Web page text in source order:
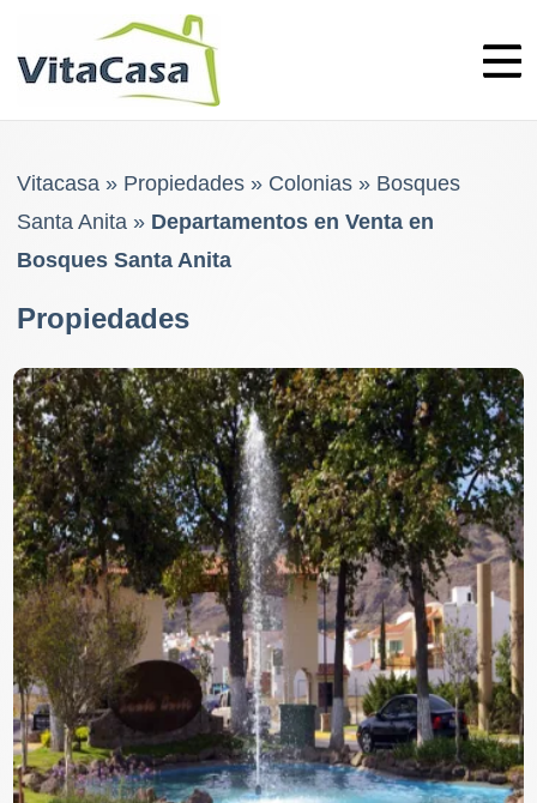
Vitacasa» Propiedades» Colonias» Bosques
Santa Anita» Departamentos en Venta en
Bosques Santa Anita
Propiedades